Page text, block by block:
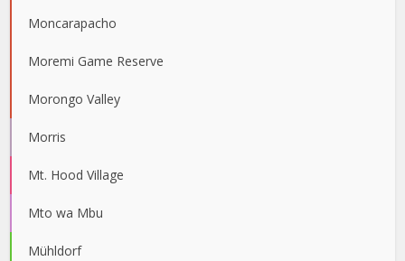
Moncarapacho
Moremi Game Reserve
Morongo Valley
Morris
Mt. Hood Village
Mto wa Mbu
Mühldorf